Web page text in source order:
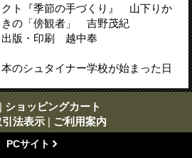
ト『季節の手づくり』 山下りか
の「傍観者」 吉野茂紀
出版・印刷 越中奉
のシュタイナー学校が始まった日
| ショッピングカート
法表示 | ご利用案内
PCサイト